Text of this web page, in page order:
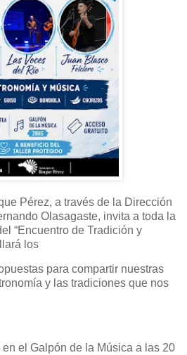
Pérez, a través de la Dirección
Olasagaste, invita a toda la
“Encuentro de Tradición y
los
para compartir nuestras
y las tradiciones que nos
el Galpón de la Música a las 20